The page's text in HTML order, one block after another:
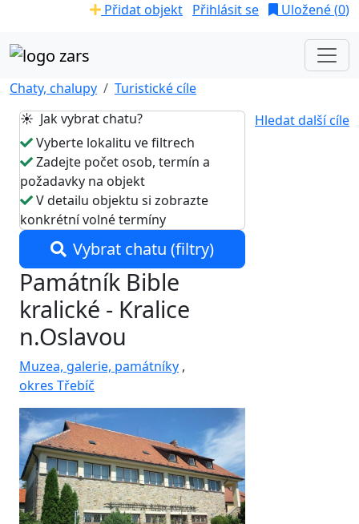
Přidat objekt Přihlásit se Uložené (0)
Chaty, chalupy
Turistické cíle
Hledat další cíle
☀️ Jak vybrat chatu?
Vyberte lokalitu ve filtrech
Zadejte počet osob, termín a
požadavky na objekt
V detailu objektu si zobrazte
konkrétní volné termíny
Vybrat chatu (filtry)
Památník Bible
kralické - Kralice
n.Oslavou
Muzea, galerie, památníky ,
okres Třebíč